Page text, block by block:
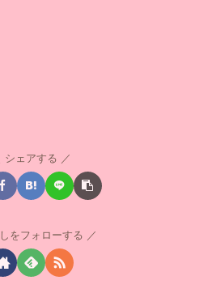
シェアする
をフォローする